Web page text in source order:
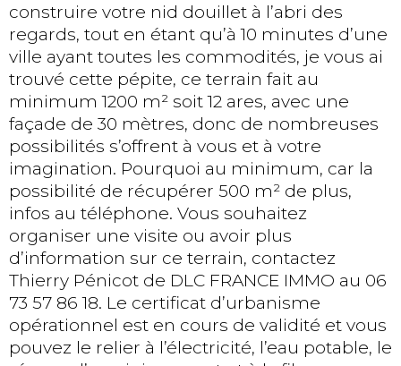
construire votre nid douillet à l’abri des
regards, tout en étant qu’à 10 minutes d’une
ville ayant toutes les commodités, je vous ai
trouvé cette pépite, ce terrain fait au
minimum 1200 m² soit 12 ares, avec une
façade de 30 mètres, donc de nombreuses
possibilités s’offrent à vous et à votre
imagination. Pourquoi au minimum, car la
possibilité de récupérer 500 m² de plus,
infos au téléphone. Vous souhaitez
organiser une visite ou avoir plus
d’information sur ce terrain, contactez
Thierry Pénicot de DLC FRANCE IMMO au 06
73 57 86 18. Le certificat d’urbanisme
opérationnel est en cours de validité et vous
pouvez le relier à l’électricité, l’eau potable, le